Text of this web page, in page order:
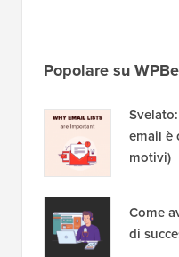
Popolare su
email è
motivi)
Come
di